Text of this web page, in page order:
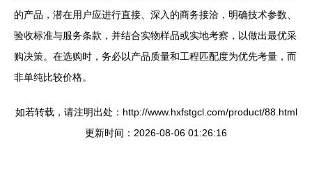
的产品，潜在用户应进行直接、深入的商务接洽，明确技术参数、
验收标准与服务条款，并结合实物样品或实地考察，以做出最优采
购决策。在选购时，务必以产品质量和工程匹配度为优先考量，而
非单纯比较价格。
如若转载，请注明出处：http://www.hxfstgcl.com/product/88.html
更新时间：2026-08-06 01:26:16